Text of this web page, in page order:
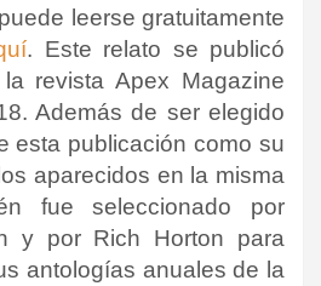
leerse gratuitamente
. Este relato se publicó
revista Apex Magazine
Además de ser elegido
esta publicación como su
aparecidos en la misma
fue seleccionado por
y por Rich Horton para
antologías anuales de la